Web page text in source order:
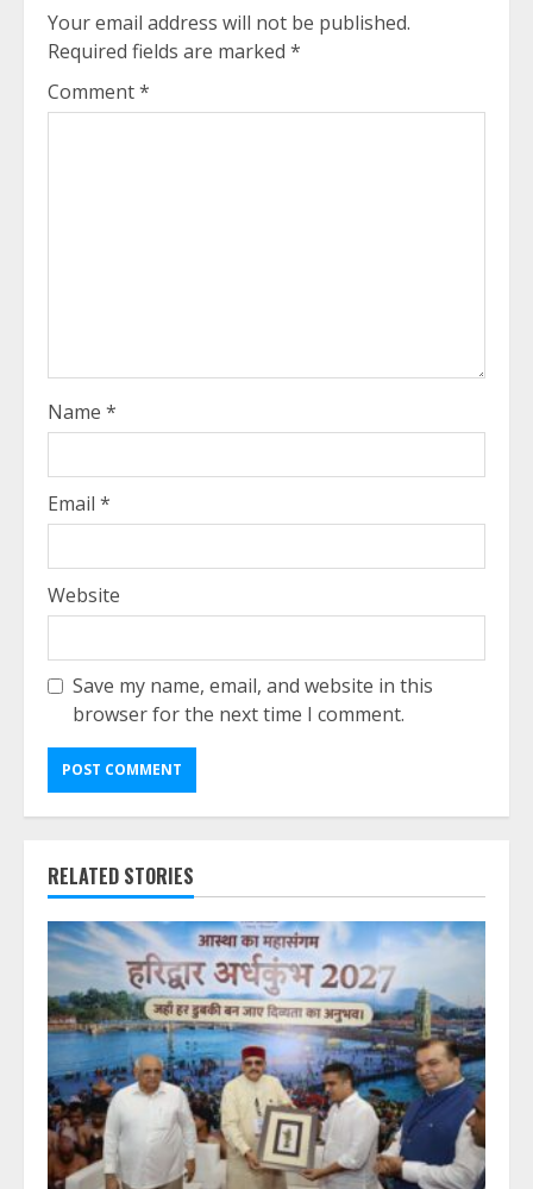
Your email address will not be published.
Required fields are marked *
Comment*
Name *
Email *
Website
Save my name, email, and website in this
browser for the next time I comment.
RELATED STORIES